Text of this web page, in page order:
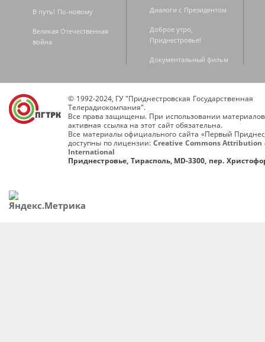
В путь! По-новому
Великая Отечественная
война
Диалоги с Президентом
Доброе утро,
Приднестровье!
Документальный фильм
© 1992-2024, ГУ "Приднестровская Государственная
Телерадиокомпания".
Все права защищены. При использовании
активная ссылка на этот сайт обязательна.
Все материалы официального сайта «Первый
доступны по лицензии: Creative Commons Attribution
International
Приднестровье, Тирасполь, MD-3300, пер.